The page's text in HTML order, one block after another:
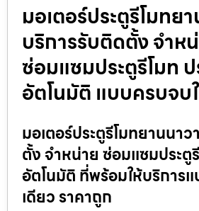
มอเตอร์ประตูรีโมทย
บริการรับติดตั้ง จำห
ซ่อมแซมประตูรีโมท ป
อัตโนมัติ แบบครบจบ
มอเตอร์ประตูรีโมทยานนา
ตั้ง จำหน่าย ซ่อมแซมประตู
อัตโนมัติ ที่พร้อมให้บริการ
เดียว ราคาถูก